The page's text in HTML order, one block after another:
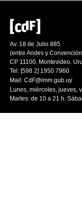
Av. 18 de Julio 885
(entre Andes y
CP 11100. Montevideo.
Tel: [598 2] 1950 7960
Mail: CdF@imm.gub.uy
Lunes, miércoles, jueves,
Martes: de 10 a 21 h.